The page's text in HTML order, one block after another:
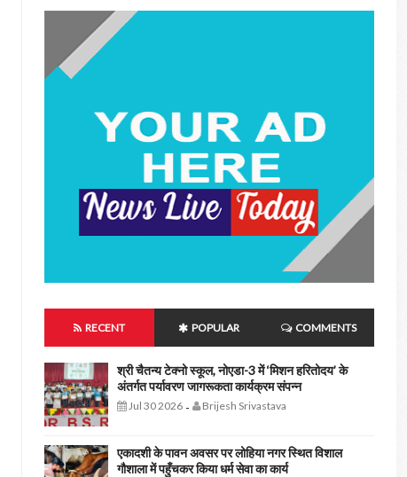
RECENT POPULAR COMMENTS
श्री चैतन्य टेक्नो स्कूल, नोएडा-3 में ‘मिशन हरितोदय’ के
अंतर्गत पर्यावरण जागरूकता कार्यक्रम संपन्न
Jul 30 2026- Brijesh Srivastava
एकादशी के पावन अवसर पर लोहिया नगर स्थित विशाल
गौशाला में पहुँचकर किया धर्म सेवा का कार्य